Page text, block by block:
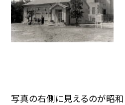
写真の右側に見えるのが昭